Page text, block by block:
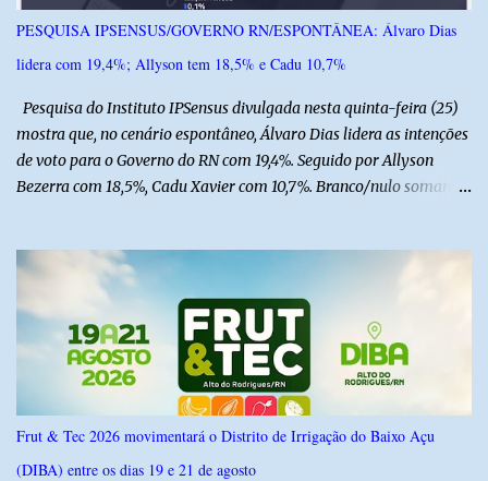
campanha, o líder religioso afirmou que levará sua orientação às
lideranças da Assembleia de Deus no Rio Grande do Norte. A
Assembleia de Deus possui uma das maiores estruturas religiosas
PESQUISA IPSENSUS/GOVERNO RN/ESPONTÂNEA: Álvaro Dias
lidera com 19,4%; Allyson tem 18,5% e Cadu 10,7%
Pesquisa do Instituto IPSensus divulgada nesta quinta-feira (25)
mostra que, no cenário espontâneo, Álvaro Dias lidera as intenções
de voto para o Governo do RN com 19,4%. Seguido por Allyson
Bezerra com 18,5%, Cadu Xavier com 10,7%. Branco/nulo somaram
do Norte entre os dias 18 e 22 de junho de 2026. O levantamento
possui margem de erro de 2,5 pontos percentuais e nível de
confiança de 95%. Registro no TSE: RN-09520/2026
Frut & Tec 2026 movimentará o Distrito de Irrigação do Baixo Açu
(DIBA) entre os dias 19 e 21 de agosto